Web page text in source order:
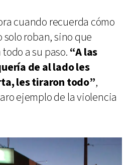
cuando recuerda cómo
roban, sino que
a su paso. “A las
de al lado les
les tiraron todo”,
ejemplo de la violencia